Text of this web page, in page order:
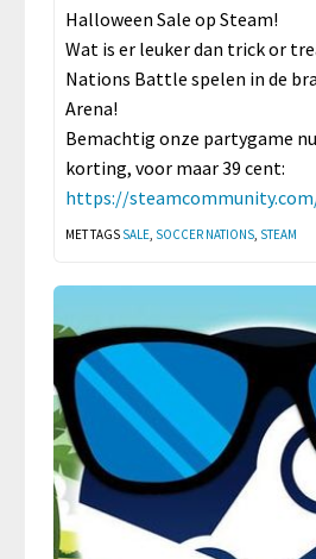
Halloween Sale op Steam!
Wat is er leuker dan trick or
Nations Battle spelen in de
Arena!
Bemachtig onze partygame
korting, voor maar 39 cent:
https://
MET TAGS SALE, SOCCER NATIONS, STEAM